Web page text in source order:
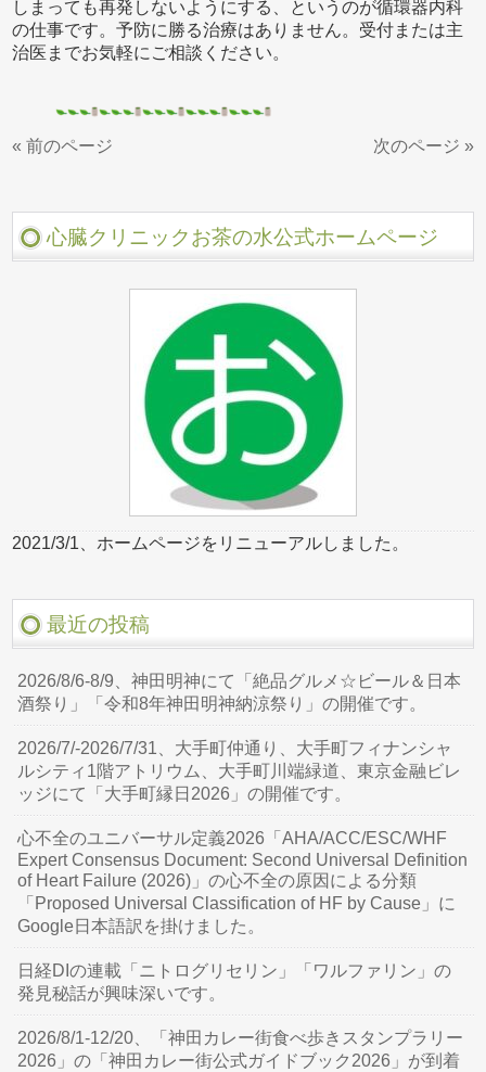
しまっても再発しないようにする、というのが循環器内科
の仕事です。予防に勝る治療はありません。受付または主
治医までお気軽にご相談ください。
« 前のページ 次のページ »
心臓クリニックお茶の水公式ホームページ
2021/3/1、ホームページをリニューアルしました。
最近の投稿
2026/8/6-8/9、神田明神にて「絶品グルメ☆ビール＆日本
酒祭り」「令和8年神田明神納涼祭り」の開催です。
2026/7/-2026/7/31、大手町仲通り、大手町フィナンシャ
ルシティ1階アトリウム、大手町川端緑道、東京金融ビレ
ッジにて「大手町縁日2026」の開催です。
心不全のユニバーサル定義2026「AHA/ACC/ESC/WHF
Expert Consensus Document: Second Universal Definition
of Heart Failure (2026)」の心不全の原因による分類
「Proposed Universal Classification of HF by Cause」に
Google日本語訳を掛けました。
日経DIの連載「ニトログリセリン」「ワルファリン」の
発見秘話が興味深いです。
2026/8/1-12/20、「神田カレー街食べ歩きスタンプラリー
2026」の「神田カレー街公式ガイドブック2026」が到着